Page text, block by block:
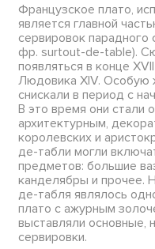
Французское плато,
является главной
сервировок
фр. surtout-de-table).
появляться в конце
Людовика XIV. Особую
снискали в период с
В это время они стали
архитектурным,
королевских и
де-табли могли
предметов: большие
канделябры и прочее.
де-табля являлось
плато с ажурным
выставляли основные,
сервировки.